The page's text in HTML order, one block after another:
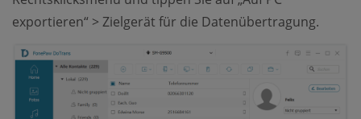
exportieren“ > Zielgerät für die Datenübertragung.